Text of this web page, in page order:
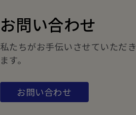
お問い合わせ
私たちがお手伝いさせていただき
ます。
お問い合わせ